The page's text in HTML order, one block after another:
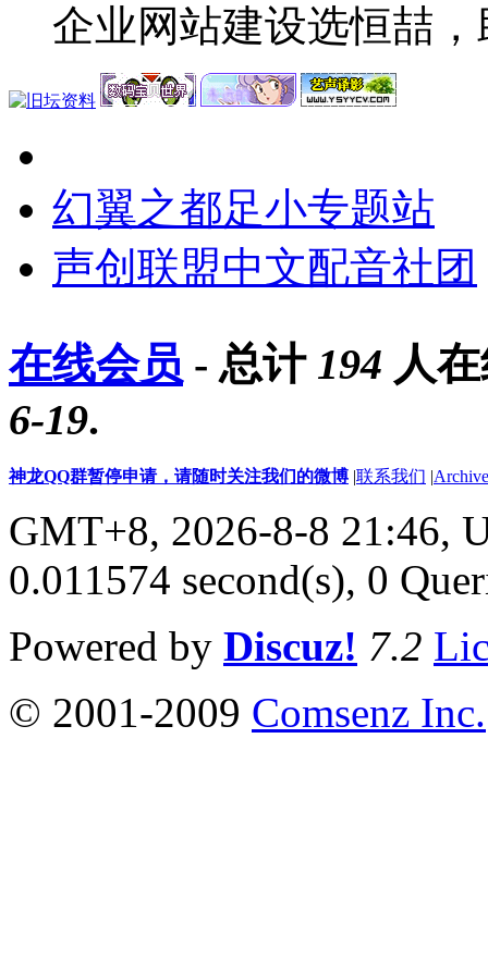
企业网站建设选恒喆
幻翼之都足小专题站
声创联盟中文配音社团
在线会员 - 总计 194 人
6-19.
神龙QQ群暂停申请，请随时关注我们的微博 |联系我们 |
GMT+8, 2026-8-8 21:46,
0.011574 second(s), 0
Powered by Discuz! 7.2
© 2001-2009 Comsenz Inc.